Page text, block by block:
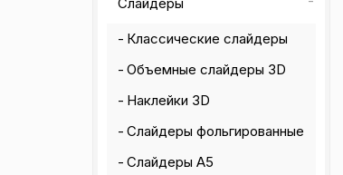
Классические слайдеры
Объемные слайдеры 3D
Наклейки 3D
Слайдеры фольгированные
Слайдеры А5